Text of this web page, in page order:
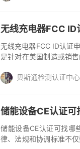
无线充电器FCC ID
无线充电器FCC ID认证
是针对在美国制造或销
射... 贝斯通检测认证中心
储能设备CE认证可
储能设备CE认证可找哪
律、法规和协调标准不